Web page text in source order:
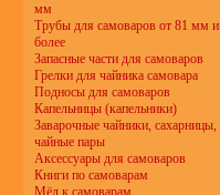
мм
Трубы для самоваров от 81 мм и
более
Запасные части для самоваров
Грелки для чайника самовара
Подносы для самоваров
Капельницы (капельники)
Заварочные чайники, сахарницы,
чайные пары
Аксессуары для самоваров
Книги по самоварам
Мёд к самоварам